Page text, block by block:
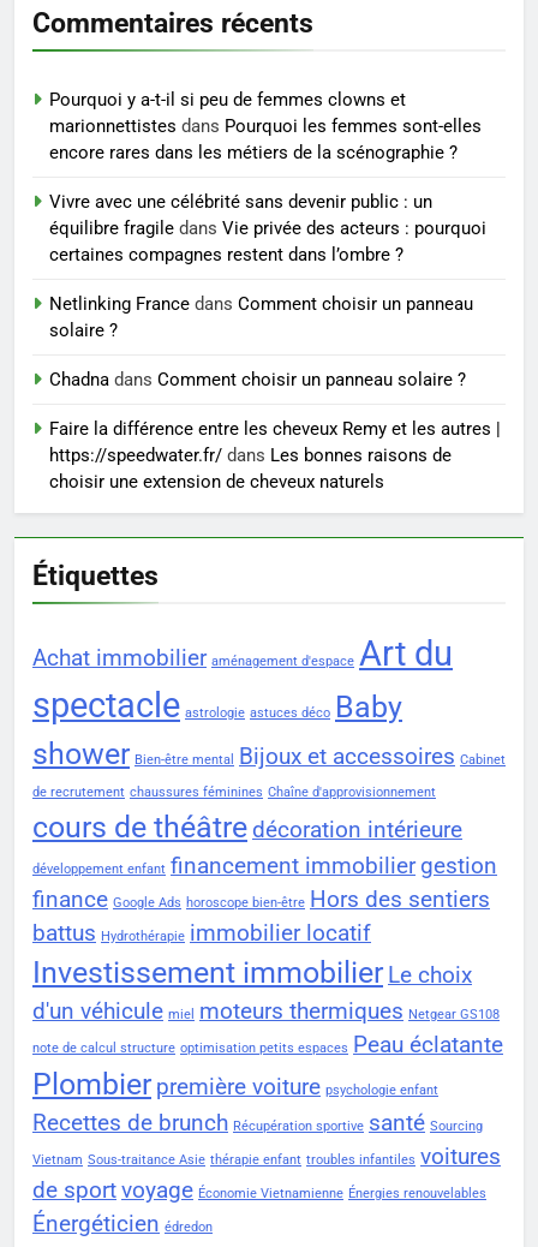
6
Prévenir les chutes chez les
seniors: aménagement et
exercices
BIEN ÊTRE
Voyance à La Rochelle : où
trouver un accompagnement
Sclérose en plaques et
femmes enceintes doivent
connaître
SANTÉ
Commentaires récents
Pourquoi y a-t-il si peu de femmes clowns et
marionnettistes dans Pourquoi les femmes sont-elles
encore rares dans les métiers de la scénographie ?
Vivre avec une célébrité sans devenir public : un
équilibre fragile dans Vie privée des acteurs : pourquoi
certaines compagnes restent dans l’ombre ?
Netlinking France dans Comment choisir un panneau
solaire ?
Chadna dans Comment choisir un panneau solaire ?
Faire la différence entre les cheveux Remy et les autres |
https://speedwater.fr/ dans Les bonnes raisons de
choisir une extension de cheveux naturels
Étiquettes
Achat immobilier aménagement d'espace Art du
spectacle astrologie astuces déco Baby
shower Bien-être mental Bijoux et accessoires Cabinet
de recrutement chaussures féminines Chaîne d'approvisionnement
cours de théâtre décoration intérieure
développement enfant financement immobilier gestion
finance Google Ads horoscope bien-être Hors des sentiers
battus Hydrothérapie immobilier locatif
Investissement immobilier Le choix
d'un véhicule miel moteurs thermiques Netgear GS108
note de calcul structure optimisation petits espaces Peau éclatante
Plombier première voiture psychologie enfant
Recettes de brunch Récupération sportive santé Sourcing
Vietnam Sous-traitance Asie thérapie enfant troubles infantiles voitures
de sportvoyage Économie Vietnamienne Énergies renouvelables
Énergéticien édredon